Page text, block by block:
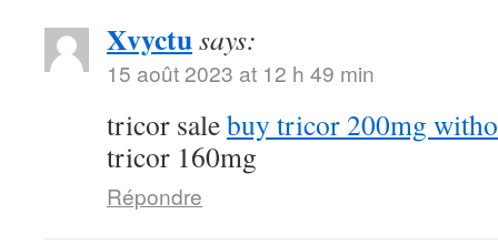
Xvyctusays:
15 août 2023 at 12 h 49 min
tricor salebuy tricor 200mg
tricor 160mg
Répondre